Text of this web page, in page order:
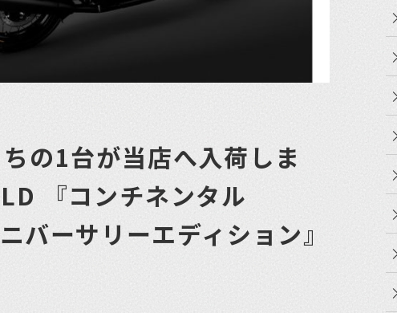
の1台が当店へ入荷しま
『コンチネンタル
バーサリーエディション』